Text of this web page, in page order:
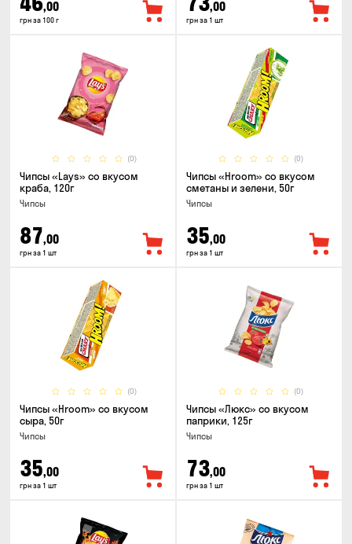
,00
грн за 100 г
,00
грн за 1 шт
(0)
Чипсы «Lays» со вкусом
краба, 120г
Чипсы
87,00
грн за 1 шт
(0)
Чипсы «Hroom» со вкусом
сметаны и зелени, 50г
Чипсы
35,00
грн за 1 шт
(0)
Чипсы «Hroom» со вкусом
сыра, 50г
Чипсы
35,00
грн за 1 шт
(0)
Чипсы «Люкс» со вкусом
паприки, 125г
Чипсы
73,00
грн за 1 шт